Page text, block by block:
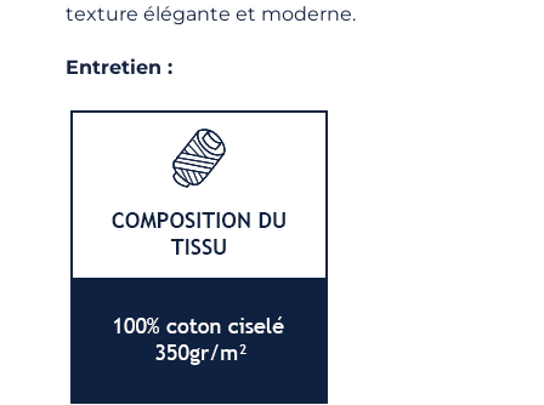
texture élégante et moderne.
Entretien :